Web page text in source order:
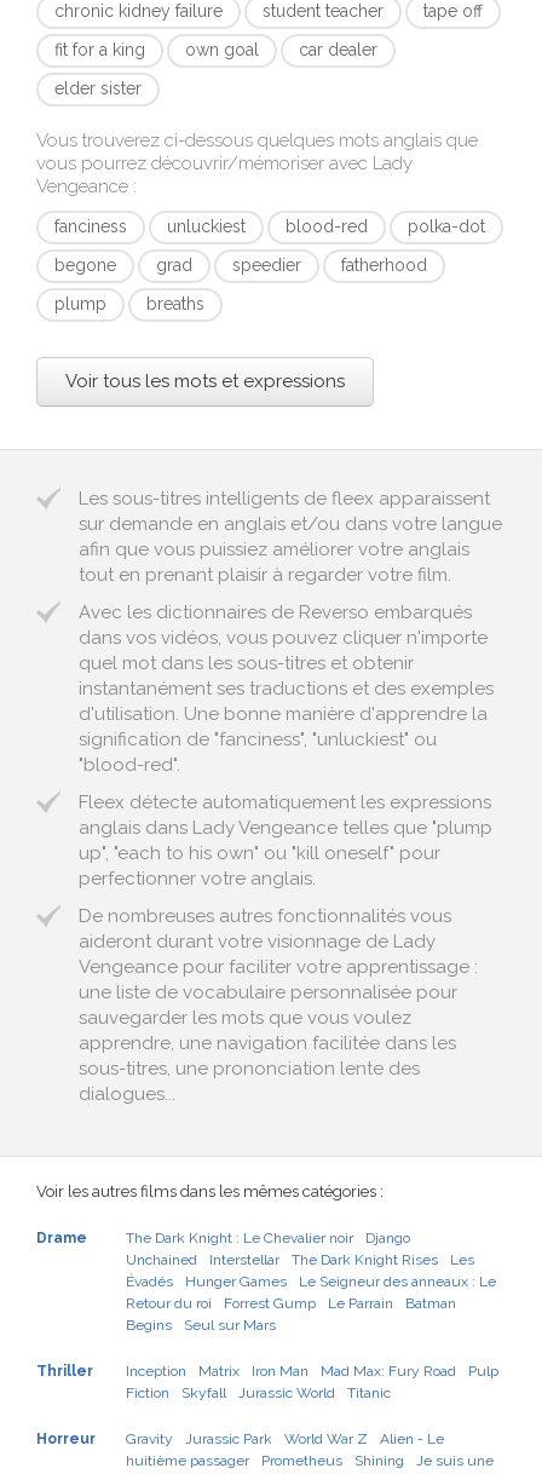
chronic kidney failure
student teacher
tape off
fit for a king
own goal
car dealer
elder sister
Vous trouverez ci-dessous quelques mots anglais que
vous pourrez découvrir/mémoriser avec Lady
Vengeance :
fanciness unluckiest blood-red
polka-dot
begone
grad speedier
fatherhood
plump
breaths
Voir tous les mots et expressions
Les sous-titres intelligents de fleex apparaissent
sur demande en anglais et/ou dans votre langue
afin que vous puissiez améliorer votre anglais
tout en prenant plaisir à regarder votre film.
Avec les dictionnaires de Reverso embarqués
dans vos vidéos, vous pouvez cliquer n'importe
quel mot dans les sous-titres et obtenir
instantanément ses traductions et des exemples
d'utilisation. Une bonne manière d'apprendre la
signification de "fanciness", "unluckiest" ou
"blood-red".
Fleex détecte automatiquement les expressions
anglais dans Lady Vengeance telles que "plump
up", "each to his own" ou "kill oneself" pour
perfectionner votre anglais.
De nombreuses autres fonctionnalités vous
aideront durant votre visionnage de Lady
Vengeance pour faciliter votre apprentissage :
une liste de vocabulaire personnalisée pour
sauvegarder les mots que vous voulez
apprendre, une navigation facilitée dans les
sous-titres, une prononciation lente des
dialogues...
Voir les autres films dans les mêmes catégories :
Drame The Dark Knight : Le Chevalier noir
Django
Unchained
Interstellar The Dark Knight Rises
Les
Évadés
Hunger Games
Le Seigneur des anneaux : Le
Retour du roi
Forrest Gump Le Parrain
Batman
Begins
Seul sur Mars
Thriller Inception Matrix Iron Man Mad Max: Fury Road
Pulp
Fiction
Skyfall Jurassic World Titanic
Horreur Gravity Jurassic Park World War Z
Alien - Le
huitième passager
Prometheus Shining Je suis une